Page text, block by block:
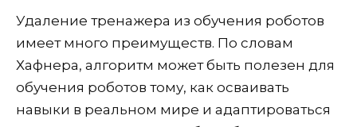
Удаление тренажера из обучения роботов
имеет много преимуществ. По словам
Хафнера, алгоритм может быть полезен для
обучения роботов тому, как осваивать
навыки в реальном мире и адаптироваться